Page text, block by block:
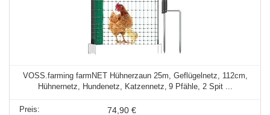
VOSS.farming farmNET Hühnerzaun 25m, Geflügelnetz, 112cm,
Hühnernetz, Hundenetz, Katzennetz, 9 Pfähle, 2 Spit ...
74,90 €